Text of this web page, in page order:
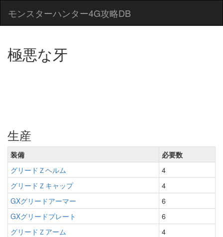
モンスターハンター4G攻略DB
極悪な牙
生産
装備
必要数
グリードＺヘルム
4
グリードＺキャップ
4
GXグリードアーマー
6
GXグリードプレート
6
グリードＺアーム
4